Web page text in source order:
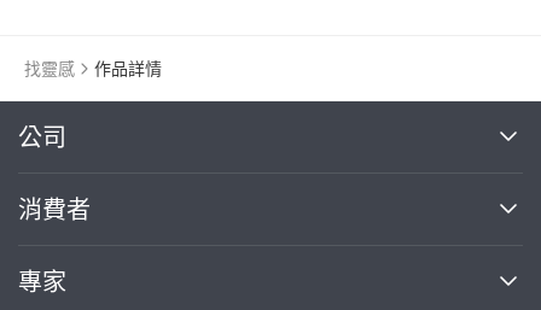
找靈感 作品詳情
公司
關於我們
部落格
消費者
買服務
專家
繼續完成